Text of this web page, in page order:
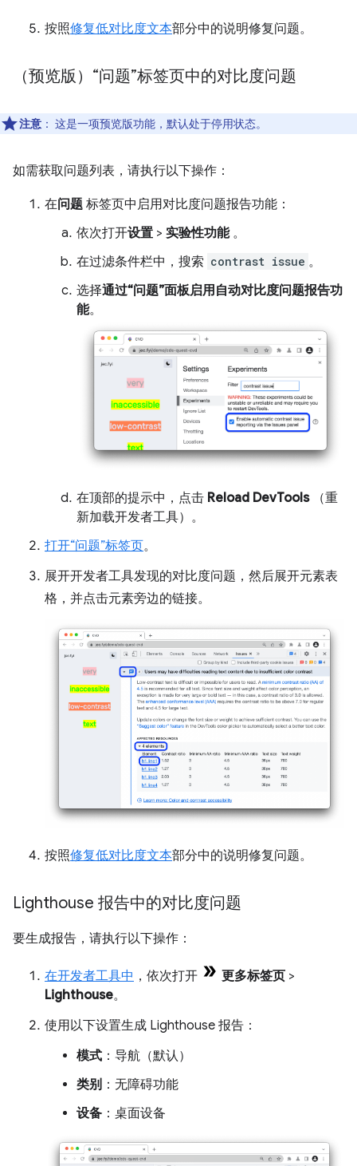
按照修复低对比度文本部分中的说明修复问题。
（预览版）“问题”标签页中的对比度问题
注意 ： 这是一项预览版功能，默认处于停用状态。
如需获取问题列表，请执行以下操作：
在问题 标签页中启用对比度问题报告功能：
依次打开设置 > 实验性功能。
在过滤条件栏中，搜索 contrast issue 。
选择通过“问题”面板启用自动对比度问题报告功
能。
在顶部的提示中，点击 Reload DevTools（重
新加载开发者工具）。
打开“问题”标签页。
展开开发者工具发现的对比度问题，然后展开元素表
格，并点击元素旁边的链接。
按照修复低对比度文本部分中的说明修复问题。
Lighthouse 报告中的对比度问题
要生成报告，请执行以下操作：
在开发者工具中 ，依次打开 更多标签页 >
Lighthouse。
使用以下设置生成 Lighthouse 报告：
模式 ：导航（默认）
类别 ：无障碍功能
设备 ：桌面设备